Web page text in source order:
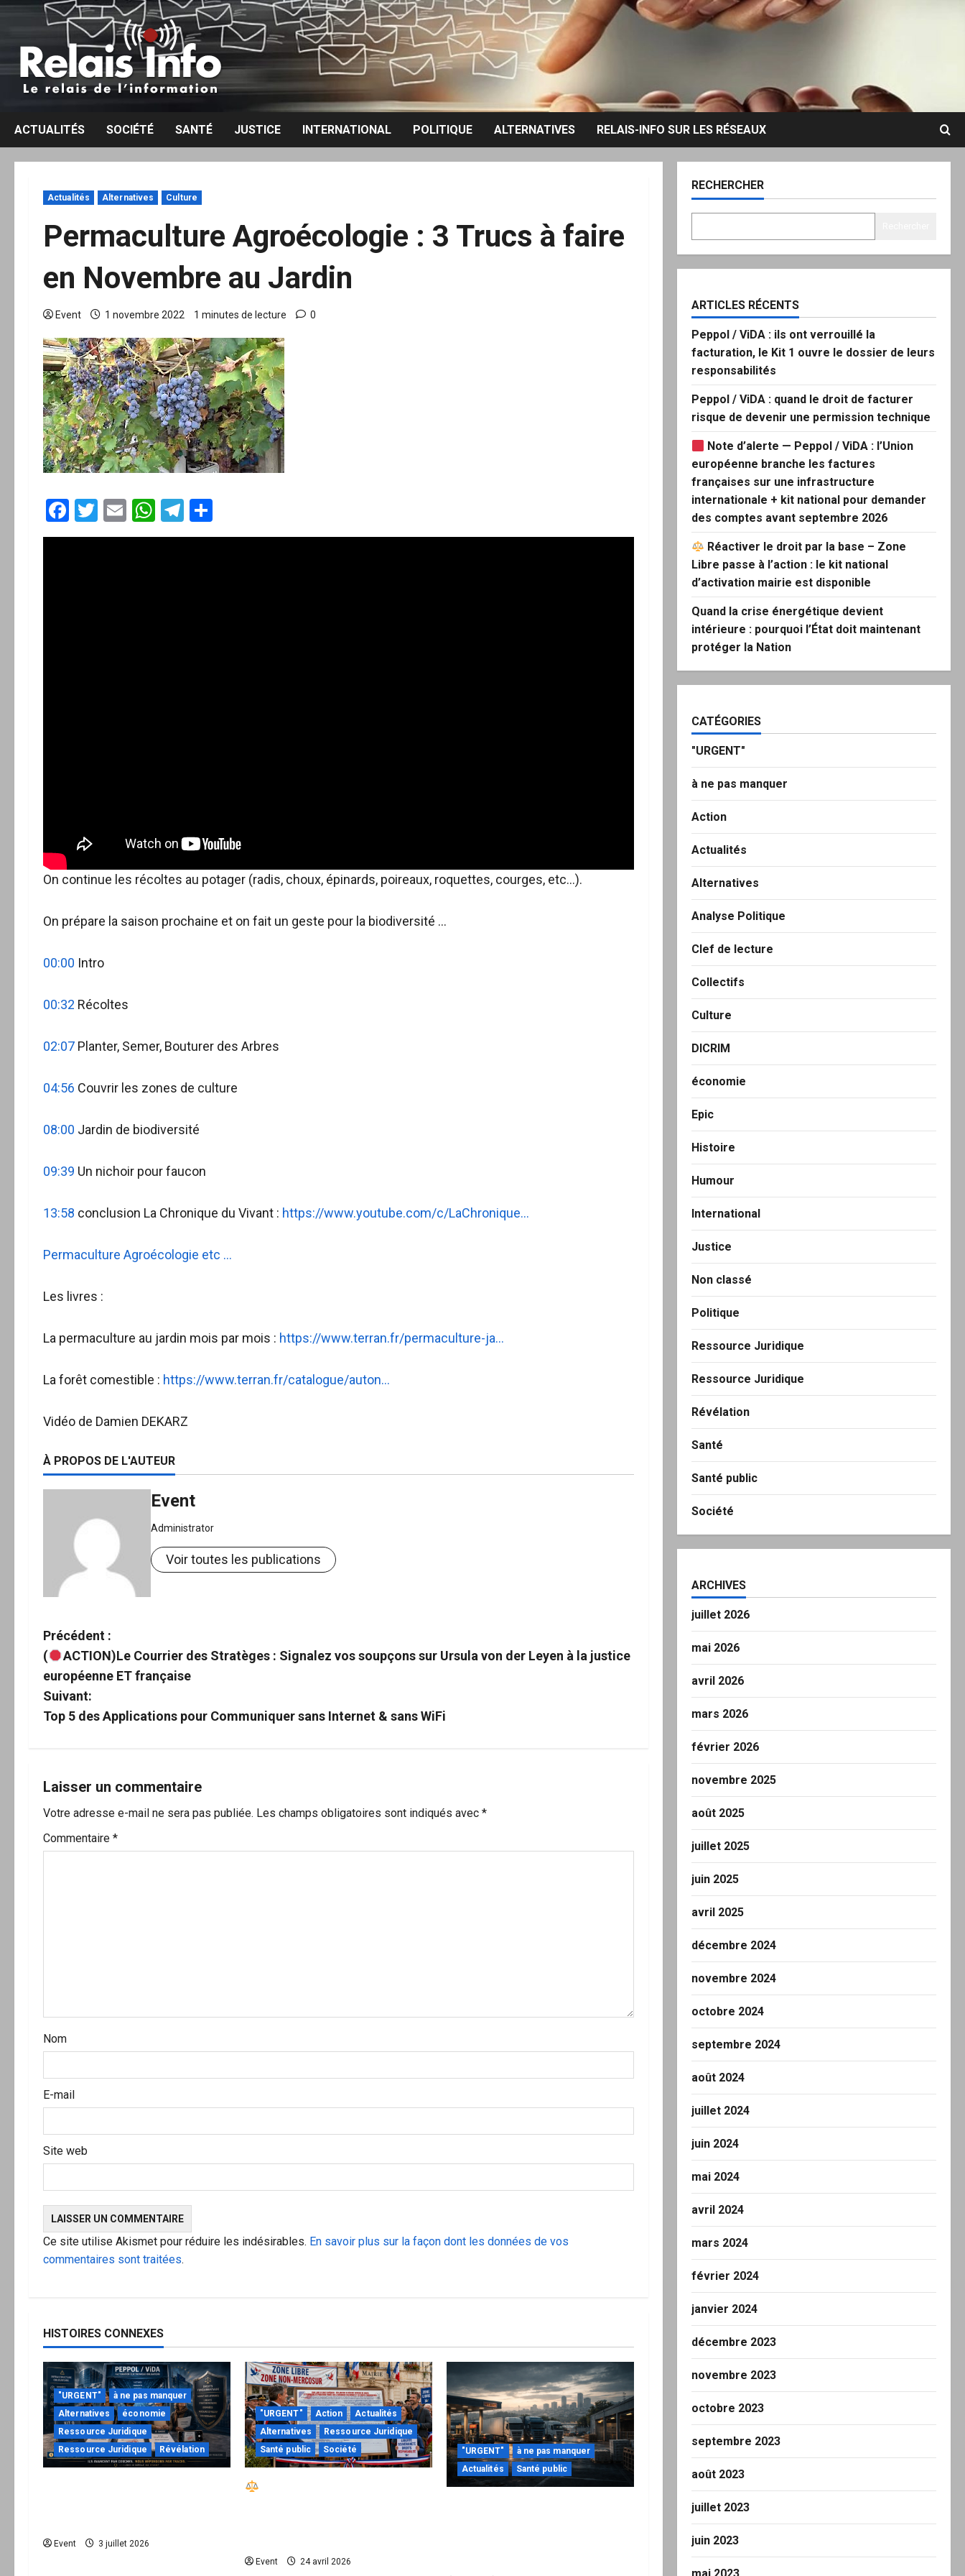
Aller
contenu
ACTUALITÉS SOCIÉTÉ SANTÉ JUSTICE INTERNATIONAL POLITIQUE ALTERNATIVES RELAIS-INFO SUR LES RÉSEAUX
Actualités Alternatives Culture
Permaculture Agroécologie : 3 Trucs à faire
en Novembre au Jardin
Event 1 novembre 2022 1 minutes de lecture 0
Facebook
Twitter
EmailWhatsApp
Telegram
On continue les récoltes au potager (radis, choux, épinards, poireaux, roquettes, courges, etc…).
On prépare la saison prochaine et on fait un geste pour la biodiversité …
00:00 Intro
00:32 Récoltes
02:07 Planter, Semer, Bouturer des Arbres
04:56 Couvrir les zones de culture
08:00 Jardin de biodiversité
09:39 Un nichoir pour faucon
13:58 conclusion La Chronique du Vivant : https://www.youtube.com/c/LaChronique…
Permaculture Agroécologie etc …
Les livres :
La permaculture au jardin mois par mois : https://www.terran.fr/permaculture-ja…
La forêt comestible : https://www.terran.fr/catalogue/auton…
Vidéo de Damien DEKARZ
À PROPOS DE L'AUTEUR
Event
Administrator
Voir toutes les publications
N
a
v
a
t
i
r
i
l
Précédent :
(
ACTION)Le Courrier des Stratèges : Signalez vos soupçons sur Ursula von der Leyen à la justice
européenne ET française
Suivant:
Top 5 des Applications pour Communiquer sans Internet & sans WiFi
Laisser un commentaire
Votre adresse e-mail ne sera pas publiée. Les champs obligatoires sont indiqués avec *
Commentaire *
Nom
E-mail
Site web
Ce site utilise Akismet pour réduire les indésirables. En savoir plus sur la façon dont les données de vos
commentaires sont traitées.
HISTOIRES CONNEXES
"URGENT"
à ne pas manquer
Alternatives
économie
Ressource Juridique
Ressource Juridique
Révélation
Event 3 juillet 2026
"URGENT" Action
Actualités
Alternatives
Ressource Juridique
Santé public
Société
Event 24 avril 2026
"URGENT"
à ne pas manquer
Actualités
Santé public
RECHERCHER
ARTICLES RÉCENTS
Peppol / ViDA : ils ont verrouillé la
facturation, le Kit 1 ouvre le dossier de leurs
responsabilités
Peppol / ViDA : quand le droit de facturer
risque de devenir une permission technique
Note d’alerte — Peppol / ViDA : l’Union
européenne branche les factures
françaises sur une infrastructure
internationale + kit national pour demander
des comptes avant septembre 2026
Réactiver le droit par la base – Zone
Libre passe à l’action : le kit national
d’activation mairie est disponible
Quand la crise énergétique devient
intérieure : pourquoi l’État doit maintenant
protéger la Nation
CATÉGORIES
"URGENT"
à ne pas manquer
Action
Actualités
Alternatives
Analyse Politique
Clef de lecture
Collectifs
Culture
DICRIM
économie
Epic
Histoire
Humour
International
Justice
Non classé
Politique
Ressource Juridique
Ressource Juridique
Révélation
Santé
Santé public
Société
ARCHIVES
juillet 2026
mai 2026
avril 2026
mars 2026
février 2026
novembre 2025
août 2025
juillet 2025
juin 2025
avril 2025
décembre 2024
novembre 2024
octobre 2024
septembre 2024
août 2024
juillet 2024
juin 2024
mai 2024
avril 2024
mars 2024
février 2024
janvier 2024
décembre 2023
novembre 2023
octobre 2023
septembre 2023
août 2023
juillet 2023
juin 2023